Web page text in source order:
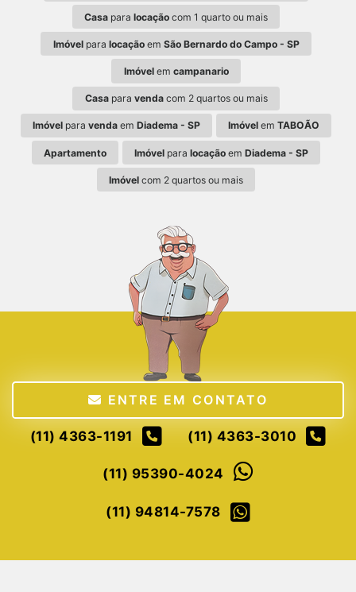
Casa para locação com 1 quarto ou mais
Imóvelpara locaçãoem São Bernardo do Campo - SP
Imóvelem campanario
Casapara vendacom 2 quartos ou mais
Imóvelpara vendaem Diadema - SP Imóvel emTABOÃO
Apartamento Imóvel paralocação emDiadema - SP
Imóvel com 2 quartos ou mais
ENTRE EM CONTATO
(11) 4363-1191 (11) 4363-3010
(11) 95390-4024
(11) 94814-7578